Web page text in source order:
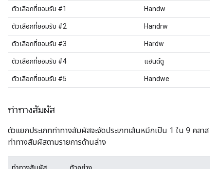
ตัวเลือกที่ยอมรับ #1 Handw
ตัวเลือกที่ยอมรับ #2 Handrw
ตัวเลือกที่ยอมรับ #3 Hardw
ตัวเลือกที่ยอมรับ #4 แฮนด์ดู
ตัวเลือกที่ยอมรับ #5 Handwe
ท่าทางสัมผัส
ตัวแยกประเภทท่าทางสัมผัสจะจัดประเภทเส้นหมึกเป็น 1 ใน 9 คลาส
ท่าทางสัมผัสตามรายการด้านล่าง